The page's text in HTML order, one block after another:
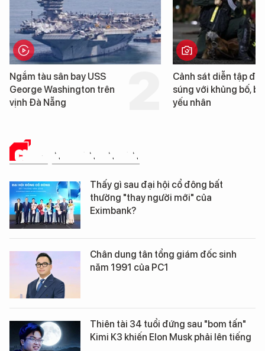
Cảnh sát diễn tập đấu
súng với khủng bố, bảo vệ
yếu nhân
Cận cảnh chiến hạm
tống tàu sân bay USS
George Washington
CHUYỆN DOANH NHÂN
Thấy gì sau đại hội cổ đông bất
thường "thay người mới" của
Eximbank?
Chân dung tân tổng giám đốc sinh
năm 1991 của PC1
Thiên tài 34 tuổi đứng sau "bom tấn"
Kimi K3 khiến Elon Musk phải lên tiếng